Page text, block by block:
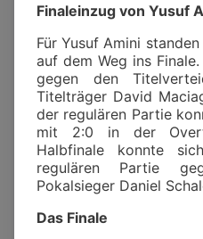
Finaleinzug von Yusuf
Für Yusuf Amini
auf dem Weg ins
gegen den
Titelträger David
der regulären Partie
mit 2:0 in der
Halbfinale konnte
regulären Partie
Pokalsieger Daniel
Das Finale